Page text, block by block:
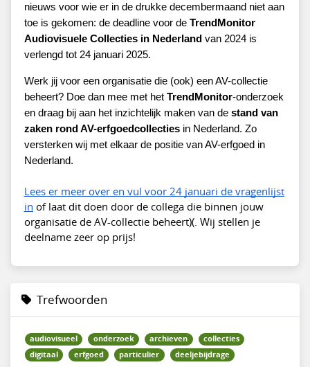
nieuws voor wie er in de drukke decembermaand niet aan
toe is gekomen: de deadline voor de TrendMonitor
Audiovisuele Collecties in Nederland van 2024 is
verlengd tot 24 januari 2025.
Werk jij voor een organisatie die (ook) een AV-collectie
beheert? Doe dan mee met het TrendMonitor-onderzoek
en draag bij aan het inzichtelijk maken van destand van
zaken rond AV-erfgoedcollectiesin Nederland. Zo
versterken wij met elkaar de positie van AV-erfgoed in
Nederland.
Lees er meer over en vul voor 24 januari de vragenlijst
in of laat dit doen door de collega die binnen jouw
organisatie de AV-collectie beheert)(. Wij stellen je
deelname zeer op prijs!
Trefwoorden
audiovisueel onderzoek archieven
collecties
digitaal
erfgoed particulier deeljebijdrage